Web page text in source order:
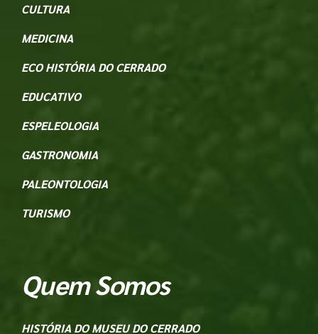
CULTURA
MEDICINA
ECO HISTÓRIA DO CERRADO
EDUCATIVO
ESPELEOLOGIA
GASTRONOMIA
PALEONTOLOGIA
TURISMO
Quem Somos
HISTÓRIA DO MUSEU DO CERRADO